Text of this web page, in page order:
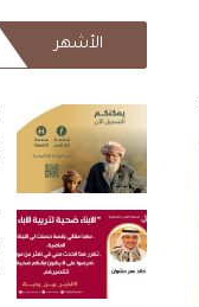
الأشهر